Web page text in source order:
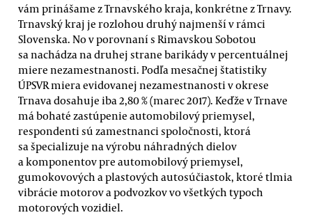
vám prinášame z Trnavského kraja, konkrétne z Trnavy.
Trnavský kraj je rozlohou druhý najmenší v rámci
Slovenska. No v porovnaní s Rimavskou Sobotou
sa nachádza na druhej strane barikády v percentuálnej
miere nezamestnanosti. Podľa mesačnej štatistiky
ÚPSVR miera evidovanej nezamestnanosti v okrese
Trnava dosahuje iba 2,80 % (marec 2017). Keďže v Trnave
má bohaté zastúpenie automobilový priemysel,
respondenti sú zamestnanci spoločnosti, ktorá
sa špecializuje na výrobu náhradných dielov
a komponentov pre automobilový priemysel,
gumokovových a plastových autosúčiastok, ktoré tlmia
vibrácie motorov a podvozkov vo všetkých typoch
motorových vozidiel.